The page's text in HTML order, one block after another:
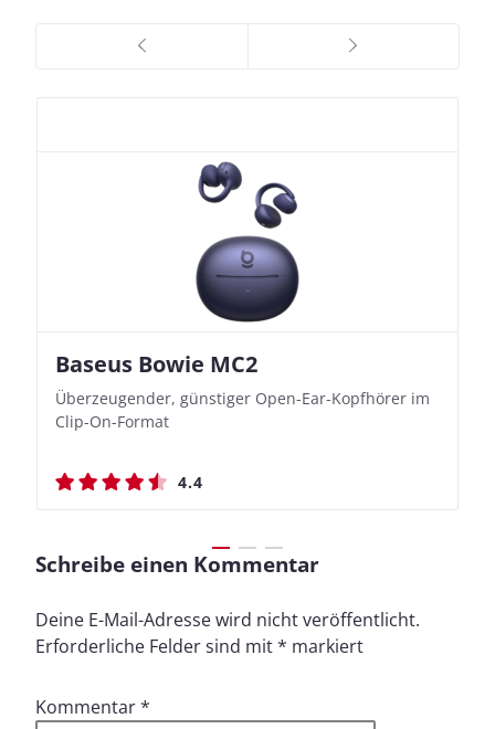
Baseus Bowie MC2
Überzeugender, günstiger Open-Ear-Kopfhörer im
Clip-On-Format
4.4
Nothing Ear (3a)
Bassbetonte True Wireless In-Ears mit cleveren
Aufnahmefunktionen
4.4
JBL Live 780NC
Stylischer Over-Ear mit sattem Klang und
beeindruckender Ausdauer
4.5
JBL Live 780NC
Stylischer Over-Ear mit sattem Klang und
beeindruckender Ausdauer
4.5
Schreibe einen Kommentar
Deine E-Mail-Adresse wird nicht veröffentlicht.
Erforderliche Felder sind mit* markiert
Kommentar*